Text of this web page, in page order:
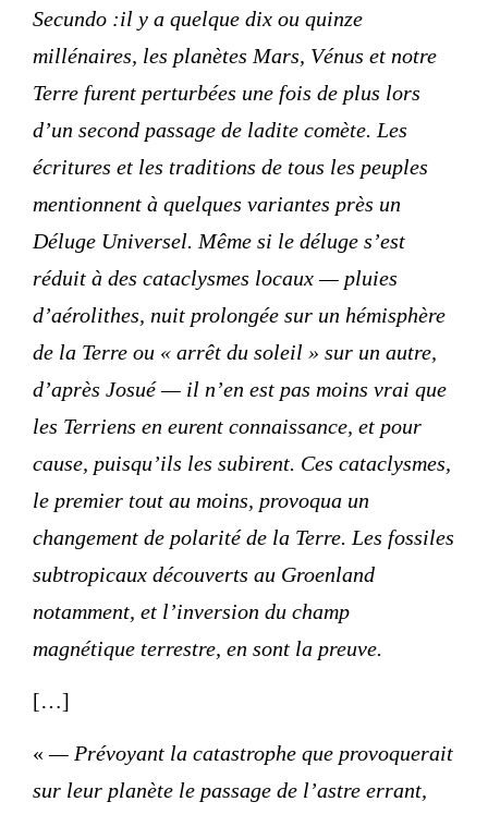
Secundo :il y a quelque dix ou quinze
millénaires, les planètes Mars, Vénus et notre
Terre furent perturbées une fois de plus lors
d’un second passage de ladite comète. Les
écritures et les traditions de tous les peuples
mentionnent à quelques variantes près un
Déluge Universel. Même si le déluge s’est
réduit à des cataclysmes locaux — pluies
d’aérolithes, nuit prolongée sur un hémisphère
de la Terre ou « arrêt du soleil » sur un autre,
d’après Josué — il n’en est pas moins vrai que
les Terriens en eurent connaissance, et pour
cause, puisqu’ils les subirent. Ces cataclysmes,
le premier tout au moins, provoqua un
changement de polarité de la Terre. Les fossiles
subtropicaux découverts au Groenland
notamment, et l’inversion du champ
magnétique terrestre, en sont la preuve.
[…]
«— Prévoyant la catastrophe que provoquerait
sur leur planète le passage de l’astre errant,